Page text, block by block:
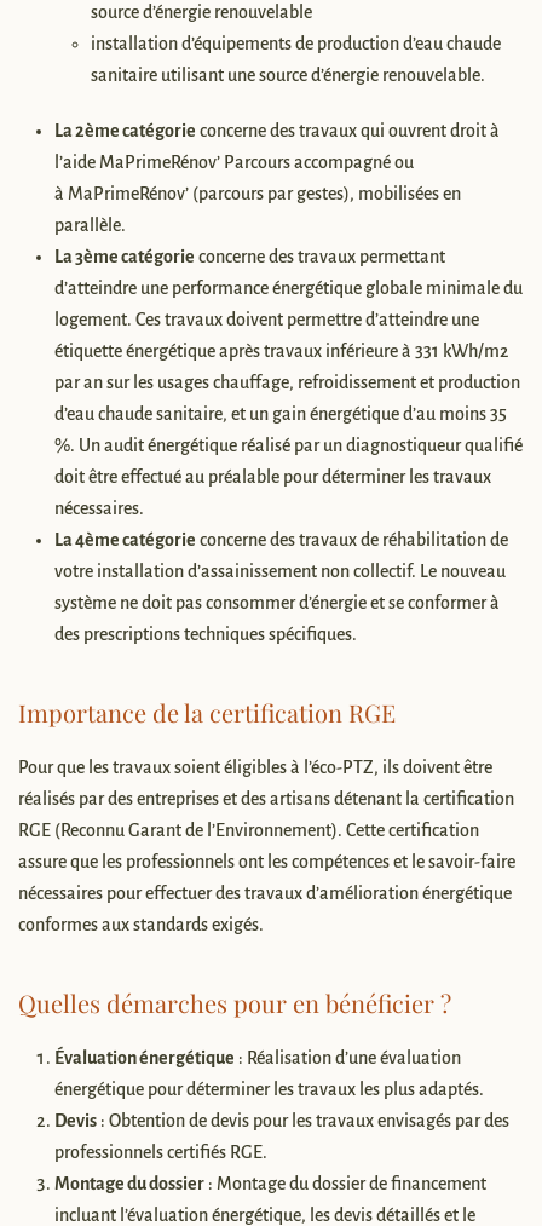
source d’énergie renouvelable
installation d’équipements de production d’eau chaude
sanitaire utilisant une source d’énergie renouvelable.
La 2ème catégorie concerne des travaux qui ouvrent droit à
l’aide MaPrimeRénov’ Parcours accompagné ou
à MaPrimeRénov’ (parcours par gestes), mobilisées en
parallèle.
La 3ème catégorie concerne des travaux permettant
d’atteindre une performance énergétique globale minimale du
logement. Ces travaux doivent permettre d’atteindre une
étiquette énergétique après travaux inférieure à 331 kWh/m2
par an sur les usages chauffage, refroidissement et production
d’eau chaude sanitaire, et un gain énergétique d’au moins 35
%. Un audit énergétique réalisé par un diagnostiqueur qualifié
doit être effectué au préalable pour déterminer les travaux
nécessaires.
La 4ème catégorie concerne des travaux de réhabilitation de
votre installation d’assainissement non collectif. Le nouveau
système ne doit pas consommer d’énergie et se conformer à
des prescriptions techniques spécifiques.
Importance de la certification RGE
Pour que les travaux soient éligibles à l’éco-PTZ, ils doivent être
réalisés par des entreprises et des artisans détenant la certification
RGE (Reconnu Garant de l’Environnement). Cette certification
assure que les professionnels ont les compétences et le savoir-faire
nécessaires pour effectuer des travaux d’amélioration énergétique
conformes aux standards exigés.
Quelles démarches pour en bénéficier ?
Évaluation énergétique : Réalisation d’une évaluation
énergétique pour déterminer les travaux les plus adaptés.
Devis : Obtention de devis pour les travaux envisagés par des
professionnels certifiés RGE.
Montage du dossier : Montage du dossier de financement
incluant l’évaluation énergétique, les devis détaillés et le